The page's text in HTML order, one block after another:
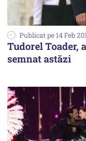
Publicat pe 14 Feb
Tudorel Toader,
semnat astăzi